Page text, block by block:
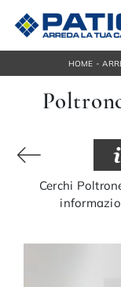
HOME -
Cerchi